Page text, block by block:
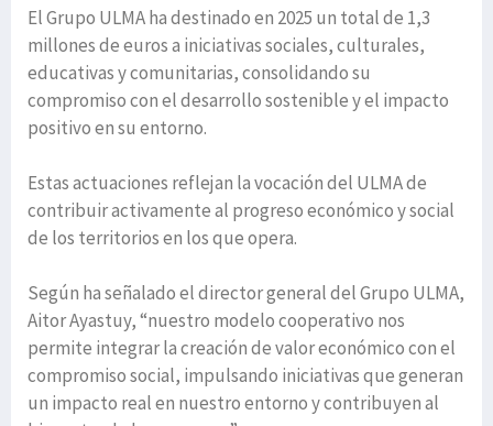
El Grupo ULMA ha destinado en 2025 un total de 1,3
millones de euros a iniciativas sociales, culturales,
educativas y comunitarias, consolidando su
compromiso con el desarrollo sostenible y el impacto
positivo en su entorno.
Estas actuaciones reflejan la vocación del ULMA de
contribuir activamente al progreso económico y social
de los territorios en los que opera.
Según ha señalado el director general del Grupo ULMA,
Aitor Ayastuy, “nuestro modelo cooperativo nos
permite integrar la creación de valor económico con el
compromiso social, impulsando iniciativas que generan
un impacto real en nuestro entorno y contribuyen al